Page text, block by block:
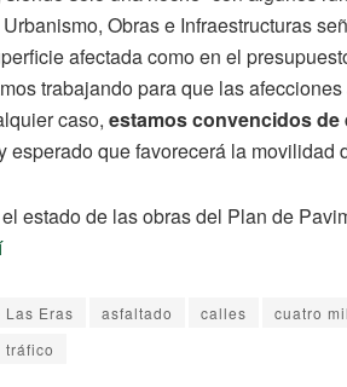
Obras e Infraestructuras
afectada como en el
trabajando para que las
caso, estamos convencidos de
esperado que favorecerá la movilidad
estado de las obras del Plan de
Las Eras asfaltado calles cuatro
tráfico